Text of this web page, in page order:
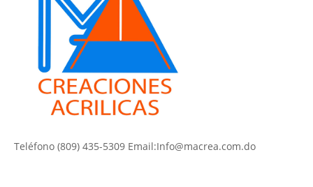
Teléfono (809) 435-5309 Email:Info@macrea.com.do